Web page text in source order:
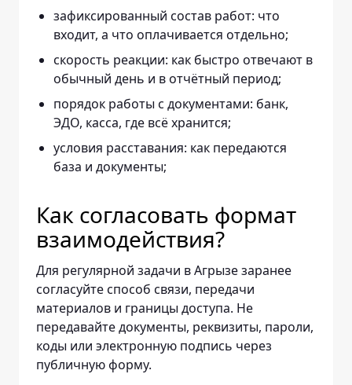
зафиксированный состав работ: что
входит, а что оплачивается отдельно;
скорость реакции: как быстро отвечают в
обычный день и в отчётный период;
порядок работы с документами: банк,
ЭДО, касса, где всё хранится;
условия расставания: как передаются
база и документы;
Как согласовать формат
взаимодействия?
Для регулярной задачи в Агрызе заранее
согласуйте способ связи, передачи
материалов и границы доступа. Не
передавайте документы, реквизиты, пароли,
коды или электронную подпись через
публичную форму.